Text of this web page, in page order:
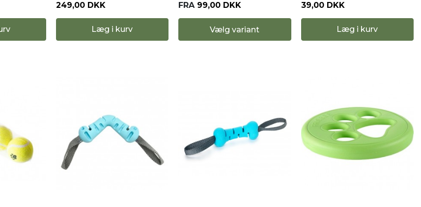
249,00 DKK
Læg i kurv
FRA 99,00 DKK
Vælg variant
39,00 DKK
Læg i kurv